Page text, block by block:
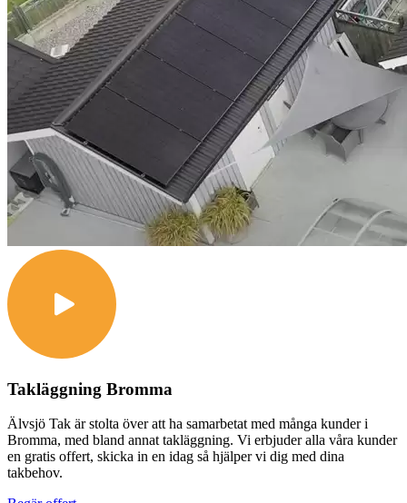
Takläggning Bromma
Älvsjö Tak är stolta över att ha samarbetat med många kunder i
Bromma, med bland annat takläggning. Vi erbjuder alla våra kunder
en gratis offert, skicka in en idag så hjälper vi dig med dina
takbehov.